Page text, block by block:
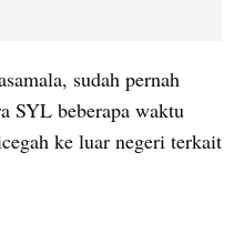
sudah pernah
SYL beberapa waktu
ke luar negeri terkait